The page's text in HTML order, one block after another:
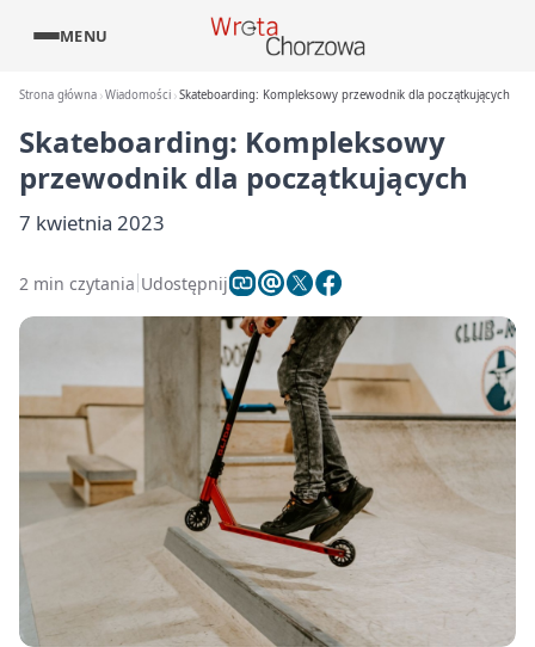
MENU
Strona główna Wiadomości Skateboarding: Kompleksowy przewodnik dla początkujących
Skateboarding: Kompleksowy
przewodnik dla początkujących
7 kwietnia 2023
2 min czytania Udostępnij